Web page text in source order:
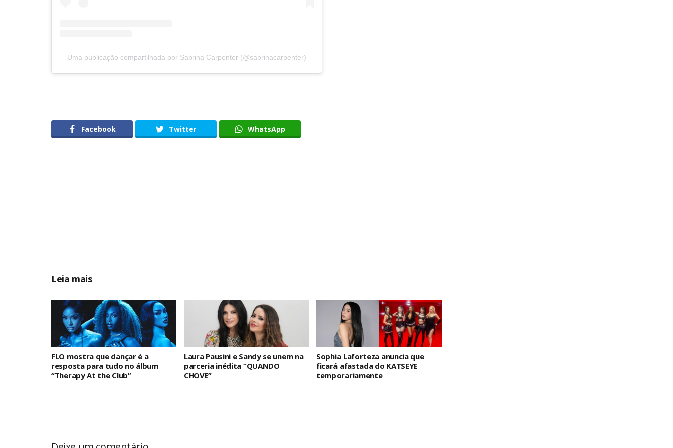
Uma publicação compartilhada por Sabrina Carpenter (@sabrinacarpenter)
Facebook Twitter WhatsApp
Leia mais
FLO mostra que dançar é a
resposta para tudo no álbum
“Therapy At the Club”
Laura Pausini e Sandy se unem na
parceria inédita “QUANDO
CHOVE”
Sophia Laforteza anuncia que
ficará afastada do KATSEYE
temporariamente